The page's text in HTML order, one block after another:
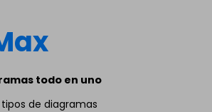
todo en uno
de diagramas